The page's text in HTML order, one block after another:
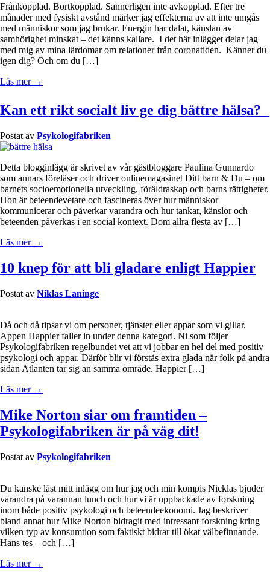
Frånkopplad. Bortkopplad. Sannerligen inte avkopplad. Efter tre
månader med fysiskt avstånd märker jag effekterna av att inte umgås
med människor som jag brukar. Energin har dalat, känslan av
samhörighet minskat – det känns kallare. I det här inlägget delar jag
med mig av mina lärdomar om relationer från coronatiden. Känner du
igen dig? Och om du […]
Läs mer →
Kan ett rikt socialt liv ge dig bättre hälsa?
Postat av Psykologifabriken
Detta blogginlägg är skrivet av vår gästbloggare Paulina Gunnardo
som annars föreläser och driver onlinemagasinet Ditt barn & Du – om
barnets socioemotionella utveckling, föräldraskap och barns rättigheter.
Hon är beteendevetare och fascineras över hur människor
kommunicerar och påverkar varandra och hur tankar, känslor och
beteenden påverkas i en social kontext. Dom allra flesta av […]
Läs mer →
10 knep för att bli gladare enligt Happier
Postat av Niklas Laninge
Då och då tipsar vi om personer, tjänster eller appar som vi gillar.
Appen Happier faller in under denna kategori. Ni som följer
Psykologifabriken regelbundet vet att vi jobbar en hel del med positiv
psykologi och appar. Därför blir vi förstås extra glada när folk på andra
sidan Atlanten tar sig an samma område. Happier […]
Läs mer →
Mike Norton siar om framtiden –
Psykologifabriken är på väg dit!
Postat av Psykologifabriken
Du kanske läst mitt inlägg om hur jag och min kompis Nicklas bjuder
varandra på varannan lunch och hur vi är uppbackade av forskning
inom både positiv psykologi och beteendeekonomi. Jag beskriver
bland annat hur Mike Norton bidragit med intressant forskning kring
vilken typ av konsumtion som faktiskt bidrar till ökat välbefinnande.
Hans tes – och […]
Läs mer →